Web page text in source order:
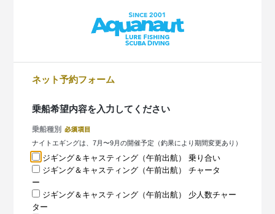
ネット予約フォーム
乗船希望内容を入力してください
乗船種別
ナイトエギングは、7月〜9月の開催予定（釣果により期間変更あり）
ジギング＆キャスティング（午前出航） 乗り合い
ジギング＆キャスティング（午前出航） チャータ
ー
ジギング＆キャスティング（午前出航） 少人数チャー
ター